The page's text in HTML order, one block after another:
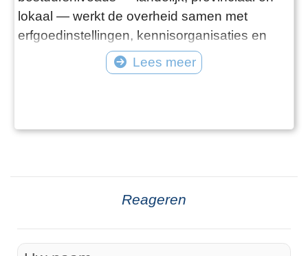
lokaal — werkt de overheid samen met
erfgoedinstellingen, kennisorganisaties en
maatschappelijke partners aan de digitale
ontsluiting van cultureel erfgoed. Deze pagina
belichten de inzet van: Landelijke organisatie
Lees meer
Reageren